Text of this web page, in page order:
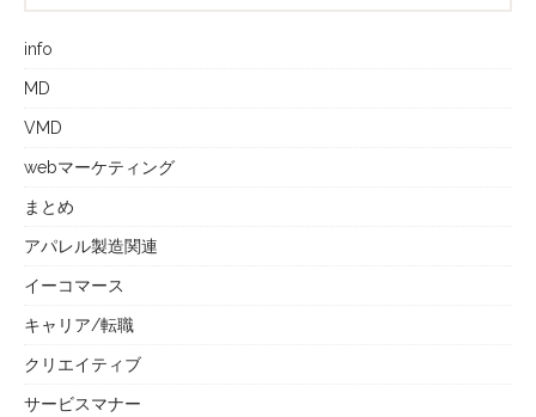
info
MD
VMD
webマーケティング
まとめ
アパレル製造関連
イーコマース
キャリア/転職
クリエイティブ
サービスマナー